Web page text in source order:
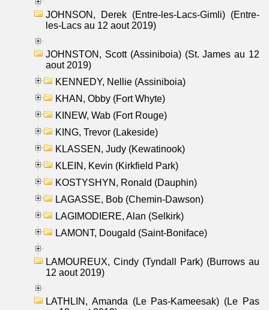
JOHNSON, Derek (Entre-les-Lacs-Gimli) (Entre-
les-Lacs au 12 aout 2019)
JOHNSTON, Scott (Assiniboia) (St. James au 12
aout 2019)
KENNEDY, Nellie (Assiniboia)
KHAN, Obby (Fort Whyte)
KINEW, Wab (Fort Rouge)
KING, Trevor (Lakeside)
KLASSEN, Judy (Kewatinook)
KLEIN, Kevin (Kirkfield Park)
KOSTYSHYN, Ronald (Dauphin)
LAGASSE, Bob (Chemin-Dawson)
LAGIMODIERE, Alan (Selkirk)
LAMONT, Dougald (Saint-Boniface)
LAMOUREUX, Cindy (Tyndall Park) (Burrows au
12 aout 2019)
LATHLIN, Amanda (Le Pas-Kameesak) (Le Pas